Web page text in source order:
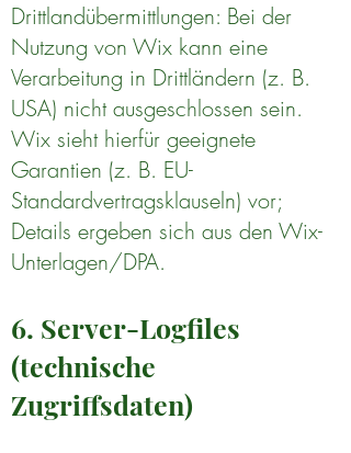
Drittlandübermittlungen: Bei der
Nutzung von Wix kann eine
Verarbeitung in Drittländern (z. B.
USA) nicht ausgeschlossen sein.
Wix sieht hierfür geeignete
Garantien (z. B. EU-
Standardvertragsklauseln) vor;
Details ergeben sich aus den Wix-
Unterlagen/DPA.
6. Server-Logfiles
(technische
Zugriffsdaten)